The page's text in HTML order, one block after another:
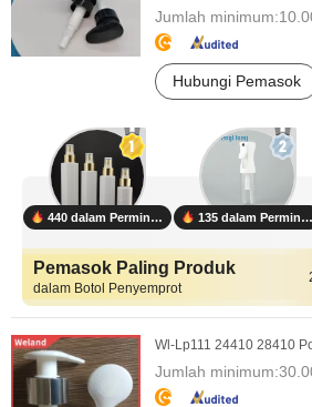
Jumlah minimum:
Hubungi Pemasok
440 dalam Permintaan 135 dalam Permintaan
Pemasok Paling Produk
dalam Botol Penyemprot
Wl-Lp111 24410 28410
Jumlah minimum: